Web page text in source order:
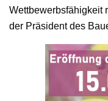
Wettbewerbsfähigkeit
der Präsident des